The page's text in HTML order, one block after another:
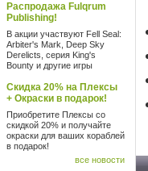
Распродажа Fulqrum
Publishing!
В акции участвуют Fell Seal:
Arbiter's Mark, Deep Sky
Derelicts, серия King's
Bounty и другие игры
Скидка 20% на Плексы
+ Окраски в подарок!
Приобретите Плексы со
скидкой 20% и получайте
окраски для ваших кораблей
в подарок!
все новости